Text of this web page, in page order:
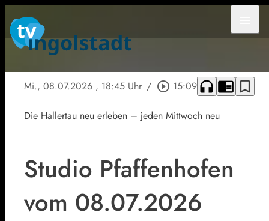
Mi., 08.07.2026 , 18:45 Uhr / play_circle_outline 15:09 headphones chrome_reader_mode bookmark_border
Die Hallertau neu erleben – jeden Mittwoch neu
Studio Pfaffenhofen
vom 08.07.2026